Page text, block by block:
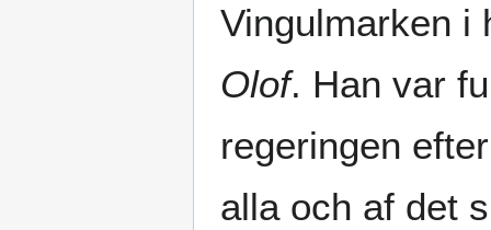
Vingulmarken i
Olof. Han var
regeringen
alla och af det